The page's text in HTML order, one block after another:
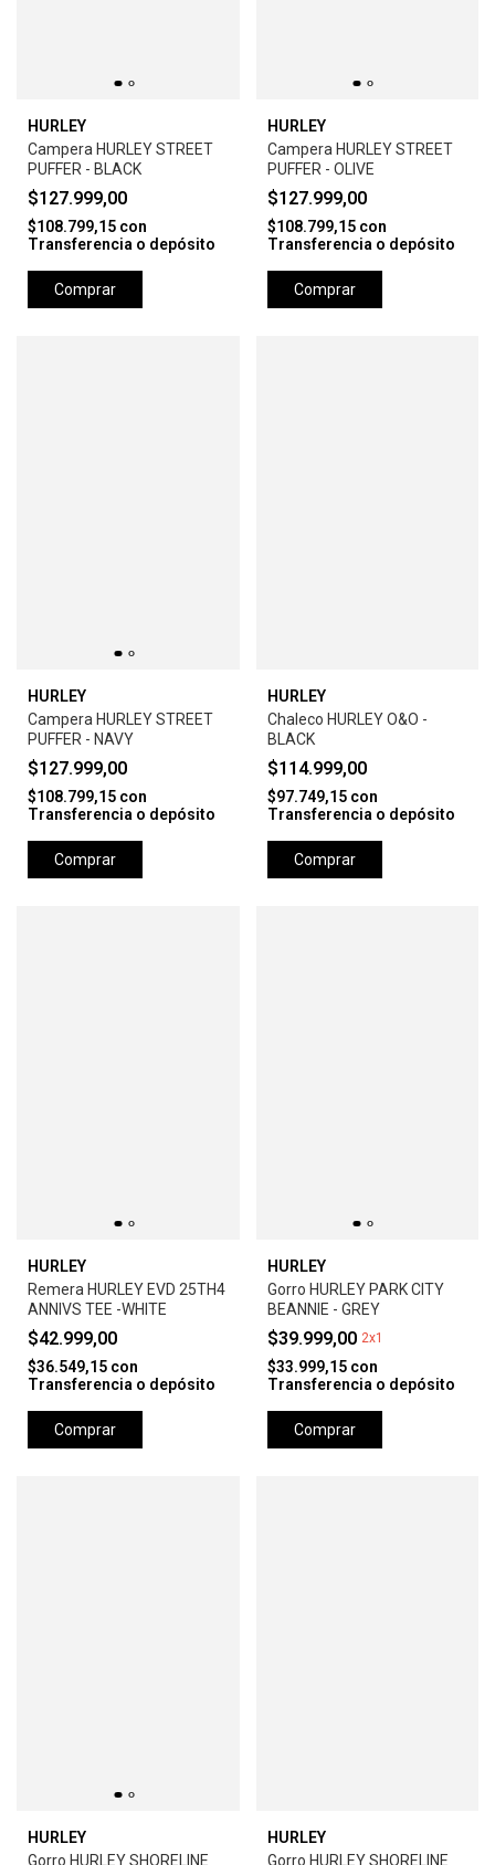
HURLEY
Campera HURLEY STREET
PUFFER - BLACK
$127.999,00
$108.799,15 con
Transferencia o depósito
Comprar
HURLEY
Campera HURLEY STREET
PUFFER - OLIVE
$127.999,00
$108.799,15 con
Transferencia o depósito
Comprar
HURLEY
Campera HURLEY STREET
PUFFER - NAVY
$127.999,00
$108.799,15 con
Transferencia o depósito
Comprar
HURLEY
Chaleco HURLEY O&O -
BLACK
$114.999,00
$97.749,15 con
Transferencia o depósito
Comprar
HURLEY
Remera HURLEY EVD 25TH4
ANNIVS TEE -WHITE
$42.999,00
$36.549,15 con
Transferencia o depósito
Comprar
HURLEY
Gorro HURLEY PARK CITY
BEANNIE - GREY
$39.999,00 2x1
$33.999,15 con
Transferencia o depósito
Comprar
HURLEY
Gorro HURLEY SHORELINE
HURLEY
Gorro HURLEY SHORELINE